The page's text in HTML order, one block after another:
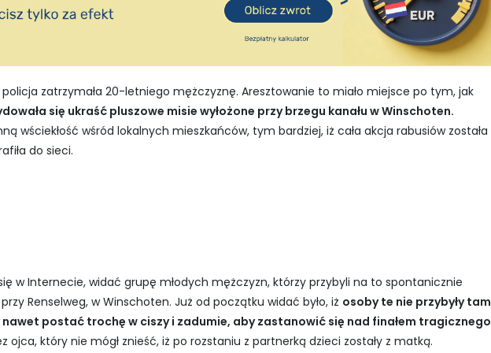
policja zatrzymała 20-letniego mężczyznę. Aresztowanie to miało miejsce po tym, jak
się ukraść pluszowe misie wyłożone przy brzegu kanału w Winschoten.
wściekłość wśród lokalnych mieszkańców, tym bardziej, iż cała akcja rabusiów została
do sieci.
w Internecie, widać grupę młodych mężczyzn, którzy przybyli na to spontanicznie
Renselweg, w Winschoten. Już od początku widać było, iż osoby te nie przybyły tam
nawet postać trochę w ciszy i zadumie, aby zastanowić się nad finałem tragicznego
ojca, który nie mógł znieść, iż po rozstaniu z partnerką dzieci zostały z matką.